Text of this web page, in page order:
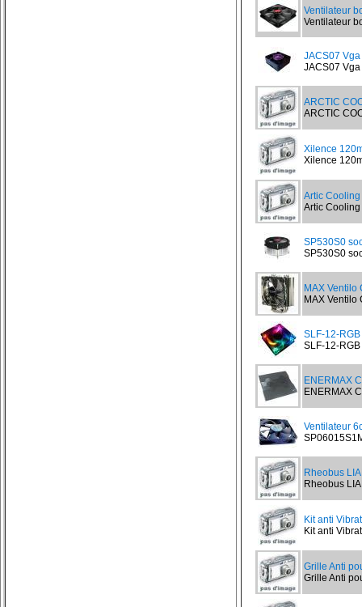
Ventilateur
Ventilateur
JACS07
JACS07
ARCTIC
ARCTIC
Xilence
Xilence
Artic
Artic Cooling
SP530S0
SP530S0
MAX Ventilo
MAX Ventilo
SLF-12-
SLF-12-
ENERMAX
ENERMAX
Ventilateur
Rheobus
Rheobus
Kit anti
Kit anti
Grille Anti
Grille Anti